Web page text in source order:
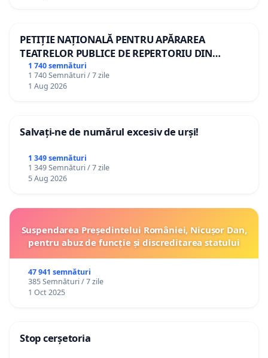
PETIȚIE NAȚIONALĂ PENTRU APĂRAREA
TEATRELOR PUBLICE DE REPERTORIU DIN
ROMÂNIA
1 740 semnături
1 740 Semnături / 7 zile
1 Aug 2026
Salvați-ne de numărul excesiv de urși!
1 349 semnături
1 349 Semnături / 7 zile
5 Aug 2026
Suspendarea Președintelui României, Nicușor Dan,
pentru abuz de funcție și discreditarea statului
47 941 semnături
385 Semnături / 7 zile
1 Oct 2025
Stop cerșetoria